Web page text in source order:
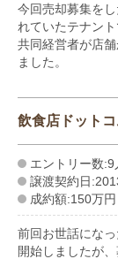
今回売却募集を
れていたテナント
共同経営者が店
ました。
飲食店ドット
エントリー数:9
譲渡契約日
成約額:150万円
前回お世話にな
開始しましたが